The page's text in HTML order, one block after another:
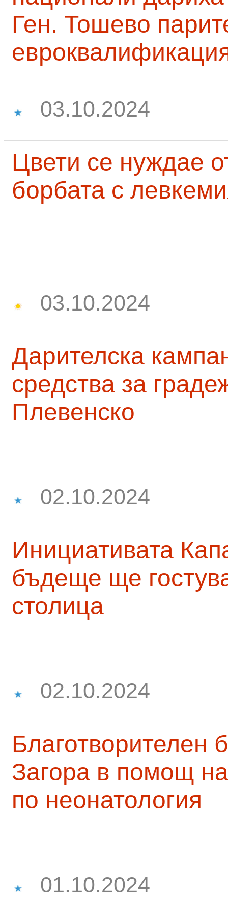
Ген. Тошево
03.10.2024
Цвети се нуждае
борбата с
03.10.2024
Дарителска
средства за
Плевенско
02.10.2024
Инициативата
бъдеще ще
столица
02.10.2024
Благотворителен
Загора в помощ
по неонатология
01.10.2024